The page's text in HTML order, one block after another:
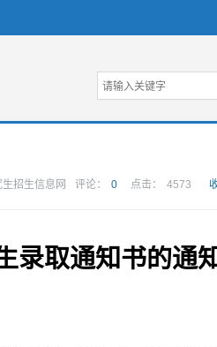
招生信息网 评论： 0 点击： 4573
录取通知书的通